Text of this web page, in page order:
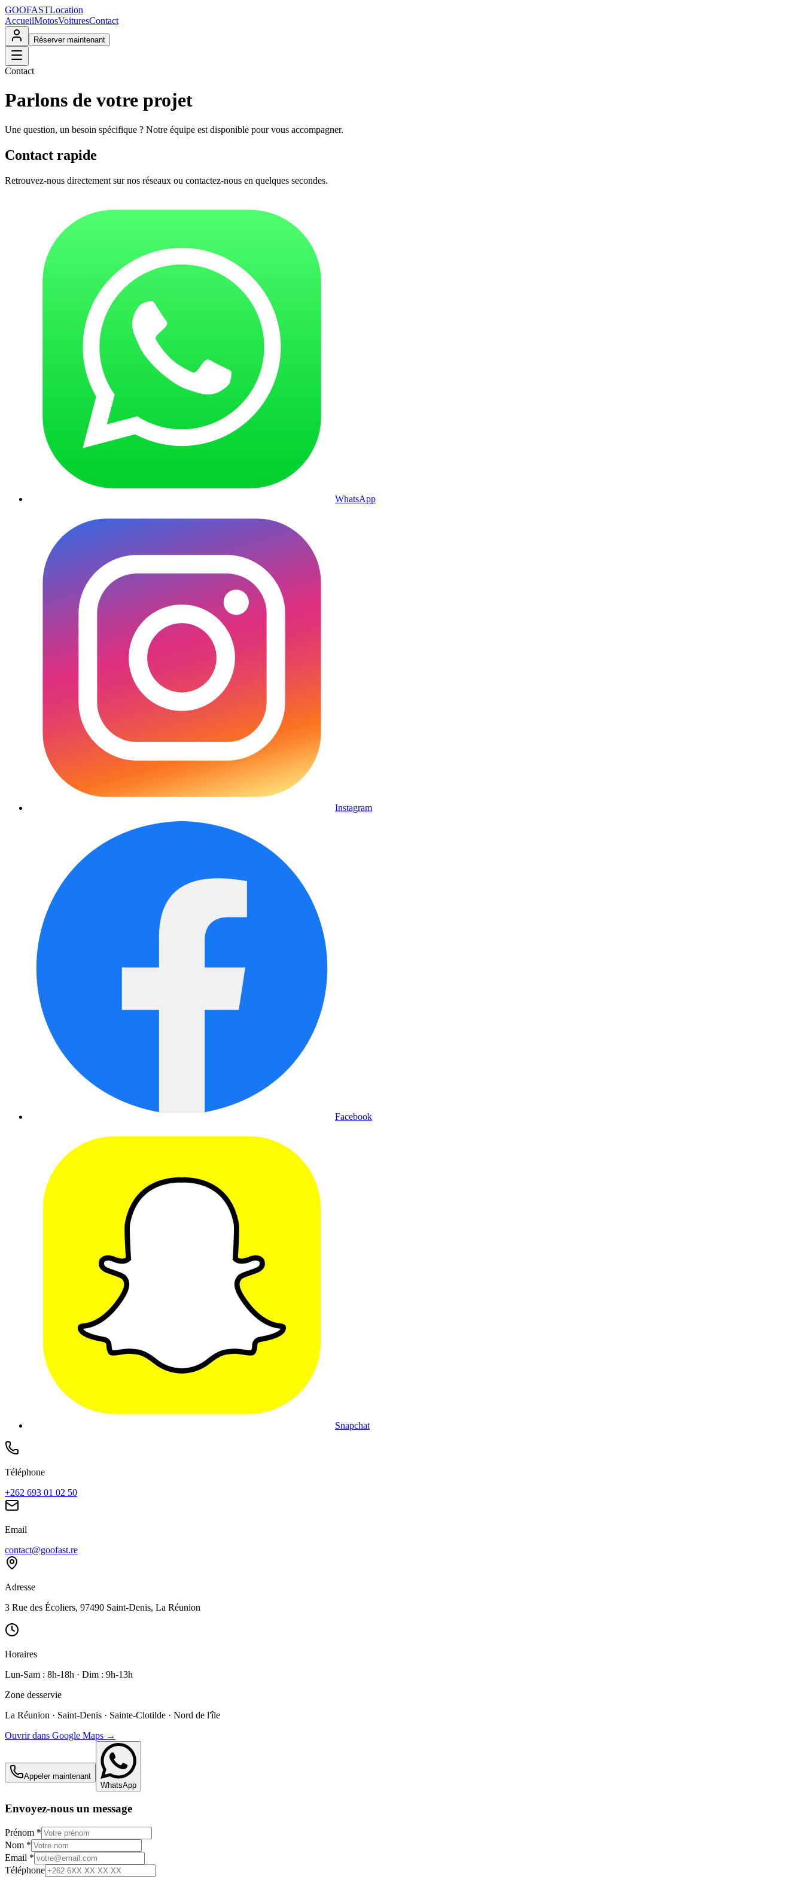
GOOFASTLocation
AccueilMotosVoituresContact
Réserver maintenant
Contact
Parlons de votre projet
Une question, un besoin spécifique ? Notre équipe est disponible pour vous accompagner.
Contact rapide
Retrouvez-nous directement sur nos réseaux ou contactez-nous en quelques secondes.
WhatsApp
Instagram
Facebook
Snapchat
Téléphone
+262 693 01 02 50
Email
contact@goofast.re
Adresse
3 Rue des Écoliers, 97490 Saint-Denis, La Réunion
Horaires
Lun-Sam : 8h-18h · Dim : 9h-13h
Zone desservie
La Réunion · Saint-Denis · Sainte-Clotilde · Nord de l'île
Ouvrir dans Google Maps →
Appeler maintenant
WhatsApp
Envoyez-nous un message
Prénom *
Nom *
Email *
Téléphone